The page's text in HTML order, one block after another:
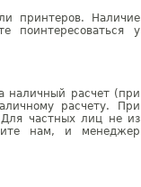
принтеров. Наличие
поинтересоваться у
наличный расчет (при
расчету. При
Для частных лиц не из
нам, и менеджер